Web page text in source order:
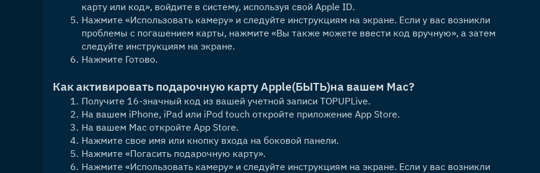
карту или код», войдите в систему, используя свой Apple ID.
Нажмите «Использовать камеру» и следуйте инструкциям на экране. Если у вас возникли
проблемы с погашением карты, нажмите «Вы также можете ввести код вручную», а затем
следуйте инструкциям на экране.
Нажмите Готово.
Как активировать подарочную карту Apple(БЫТЬ)на вашем Mac?
Получите 16-значный код из вашей учетной записи TOPUPLive.
На вашем iPhone, iPad или iPod touch откройте приложение App Store.
На вашем Mac откройте App Store.
Нажмите свое имя или кнопку входа на боковой панели.
Нажмите «Погасить подарочную карту».
Нажмите «Использовать камеру» и следуйте инструкциям на экране. Если у вас возникли